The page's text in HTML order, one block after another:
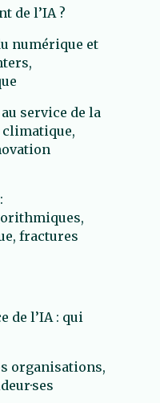
de l’IA ?
numérique et
service de la
fractures
de l’IA : qui
organisations,